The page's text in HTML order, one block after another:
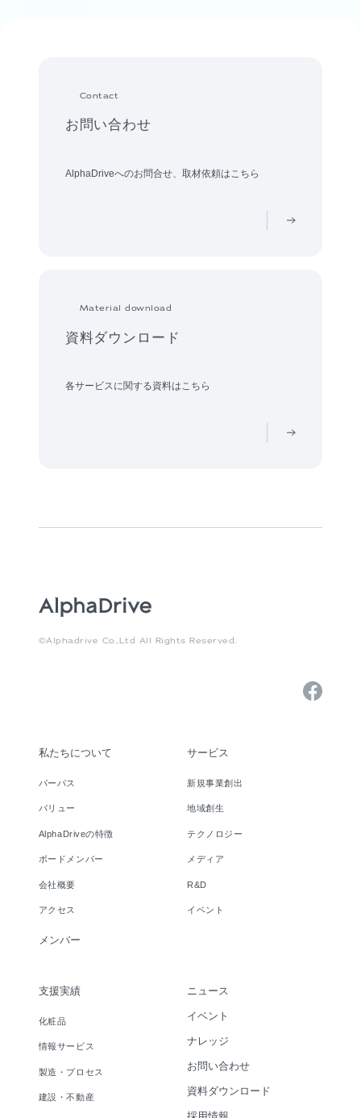
Contact
お問い合わせ
AlphaDriveへのお問合せ、取材依頼はこちら
Material download
資料ダウンロード
各サービスに関する資料はこちら
©Alphadrive Co.,Ltd All Rights Reserved.
私たちについて
パーパス
バリュー
AlphaDriveの特徴
ボードメンバー
会社概要
アクセス
メンバー
サービス
新規事業創出
地域創生
テクノロジー
メディア
R&D
イベント
支援実績
化粧品
情報サービス
製造・プロセス
建設・不動産
ニュース
イベント
ナレッジ
お問い合わせ
資料ダウンロード